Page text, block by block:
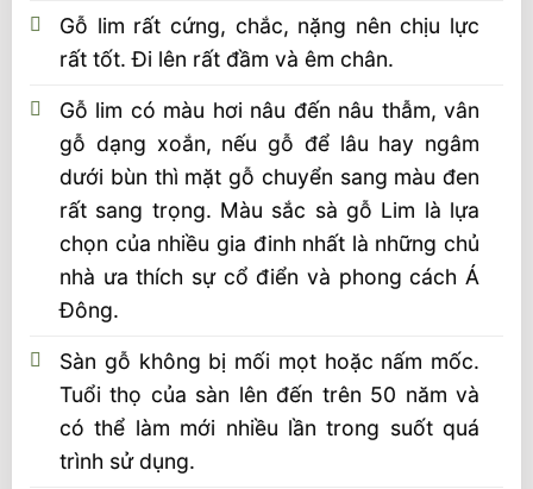
Gỗ lim rất cứng, chắc, nặng nên chịu lực
rất tốt. Đi lên rất đầm và êm chân.
Gỗ lim có màu hơi nâu đến nâu thẫm, vân
gỗ dạng xoắn, nếu gỗ để lâu hay ngâm
dưới bùn thì mặt gỗ chuyển sang màu đen
rất sang trọng. Màu sắc sà gỗ Lim là lựa
chọn của nhiều gia đinh nhất là những chủ
nhà ưa thích sự cổ điển và phong cách Á
Đông.
Sàn gỗ không bị mối mọt hoặc nấm mốc.
Tuổi thọ của sàn lên đến trên 50 năm và
có thể làm mới nhiều lần trong suốt quá
trình sử dụng.